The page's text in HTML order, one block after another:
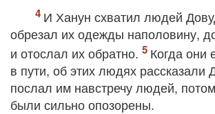
И Ханун схватил людей
обрезал их одежды наполовину,
и отослал их обратно.
Когда
в пути, об этих людях рассказали
послал им навстречу людей,
были сильно опозорены.